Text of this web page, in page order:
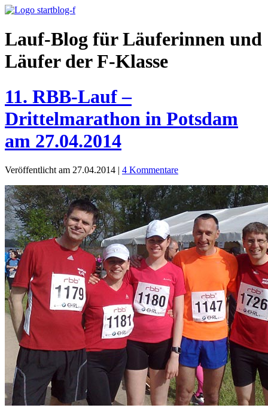
Lauf-Blog für Läuferinnen und
Läufer der F-Klasse
11. RBB-Lauf –
Drittelmarathon in Potsdam
am 27.04.2014
Veröffentlicht am 27.04.2014 | 4 Kommentare